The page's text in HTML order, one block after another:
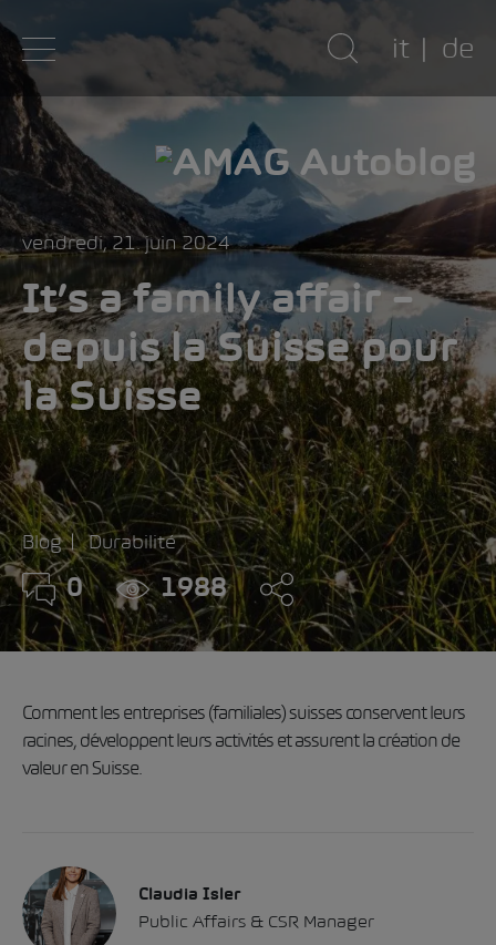
it de
vendredi, 21. juin 2024
It’s a family affair –
depuis la Suisse pour
la Suisse
Blog Durabilité
0 1988
Comment les entreprises (familiales) suisses conservent leurs
racines, développent leurs activités et assurent la création de
valeur en Suisse.
Claudia Isler
Public Affairs & CSR Manager